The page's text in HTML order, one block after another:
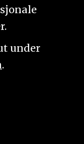
under
.